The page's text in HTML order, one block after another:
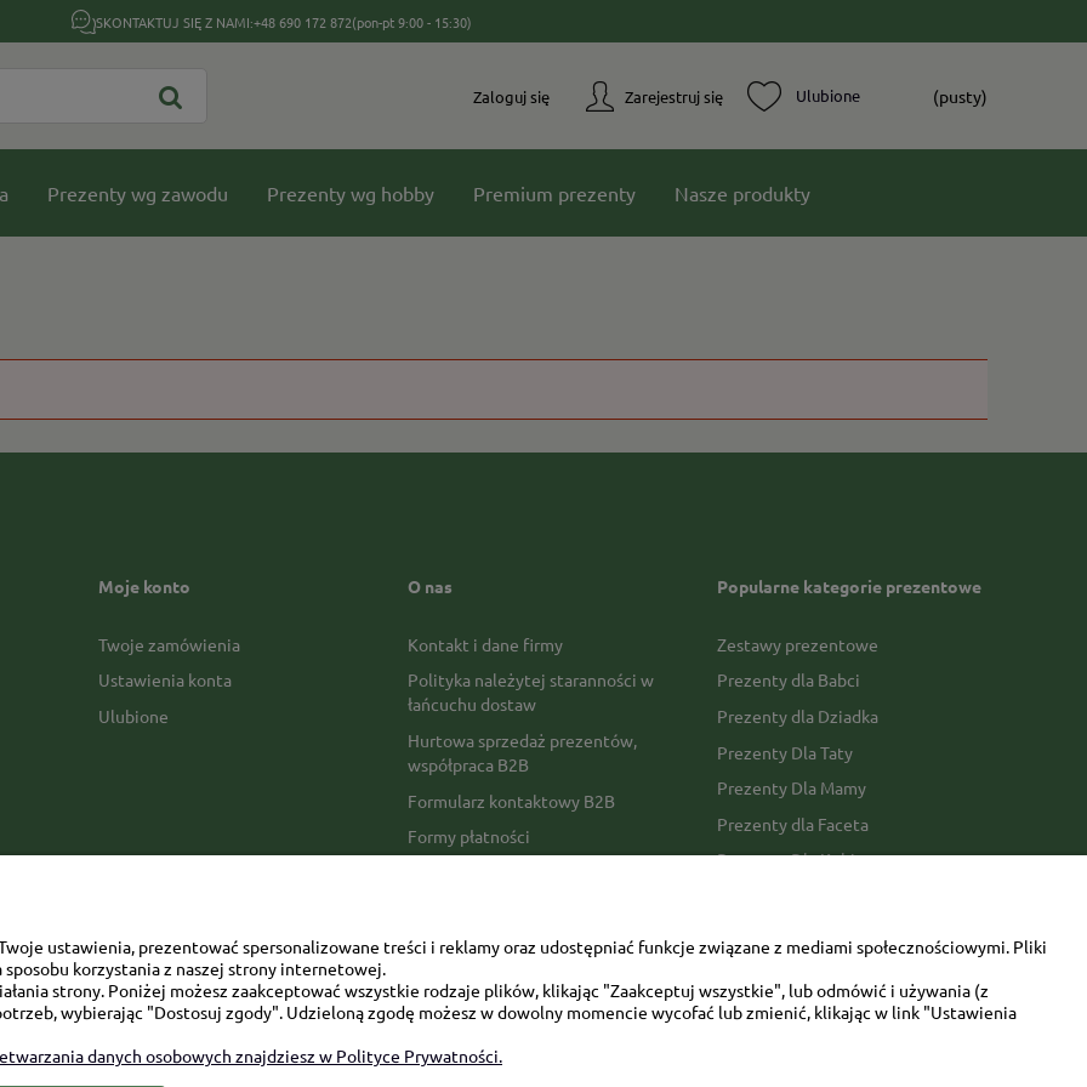
SKONTAKTUJ SIĘ Z NAMI:+48 690 172 872(pon-pt 9:00 - 15:30)
Zarejestruj się
Zaloguj się (pusty)
Prezenty wg zawodu Prezenty wg hobby Premium prezenty Nasze produkty
Moje konto
Twoje zamówienia
Ustawienia konta
Ulubione
O nas
Kontakt i dane firmy
Polityka należytej staranności w
łańcuchu dostaw
Hurtowa sprzedaż prezentów,
współpraca B2B
Formularz kontaktowy B2B
Formy płatności
Opinie Trustmate
Mapa kategorii
Popularne kategorie prezentowe
Zestawy prezentowe
Prezenty dla Babci
Prezenty dla Dziadka
Prezenty Dla Taty
Prezenty Dla Mamy
Prezenty dla Faceta
Prezenty Dla Kobiety
ustawienia, prezentować spersonalizowane treści i reklamy oraz udostępniać funkcje związane z mediami społecznościowymi. Pliki
korzystania z naszej strony internetowej.
strony. Poniżej możesz zaakceptować wszystkie rodzaje plików, klikając "Zaakceptuj wszystkie", lub odmówić i używania (z
wybierając "Dostosuj zgody". Udzieloną zgodę możesz w dowolny momencie wycofać lub zmienić, klikając w link "Ustawienia
danych osobowych znajdziesz w Polityce Prywatności.